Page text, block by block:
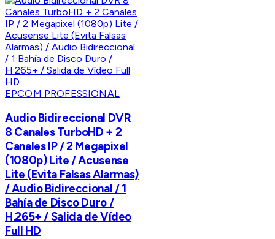
EPCOM PROFESSIONAL
Audio Bidireccional DVR
8 Canales TurboHD + 2
Canales IP / 2 Megapixel
(1080p) Lite / Acusense
Lite (Evita Falsas Alarmas)
/ Audio Bidireccional / 1
Bahía de Disco Duro /
H.265+ / Salida de Vídeo
Full HD